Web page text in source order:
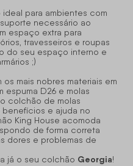
para ambientes com
necessário ao
espaço extra para
travesseiros e roupas
do seu espaço interno e
;)
mais nobres materiais em
D26 e molas
colchão de molas
benefícios e ajuda no
King House acomoda
de forma correta
dores e problemas de
já o seu colchão Georgia!